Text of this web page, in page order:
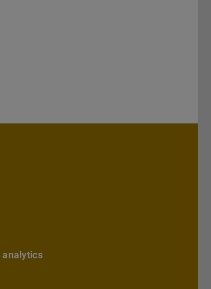
ArchitekturArchitektur
des Fachbereich
analytics